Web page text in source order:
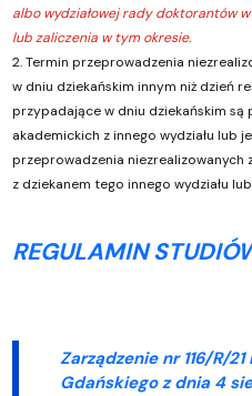
albo wydziałowej rady doktorantów
lub zaliczenia w tym okresie.
2. Termin przeprowadzenia
w dniu dziekańskim innym niż dzień
przypadające w dniu dziekańskim są
akademickich z innego wydziału lub
przeprowadzenia
z dziekanem tego innego wydziału
REGULAMIN
Zarządzenie nr 116/R/
Gdańskiego z dnia4